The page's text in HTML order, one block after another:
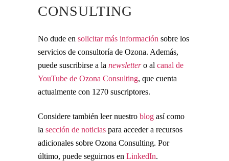
CONSULTING
No dude en solicitar más información sobre los
servicios de consultoría de Ozona. Además,
puede suscribirse a la newslettero al canal de
YouTube de Ozona Consulting, que cuenta
actualmente con 1270 suscriptores.
Considere también leer nuestro blog así como
la sección de noticias para acceder a recursos
adicionales sobre Ozona Consulting. Por
último, puede seguirnos en LinkedIn.